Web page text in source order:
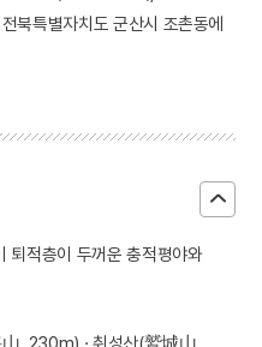
북특별자치도 군산시 조촌동에
퇴적층이 두꺼운 충적평야와